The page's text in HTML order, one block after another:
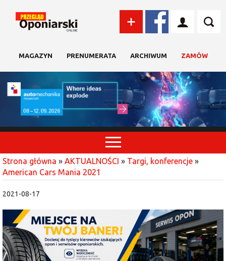
MAGAZYN PRENUMERATA ARCHIWUM ZAMÓW
Strona główna » AKTUALNOŚCI » Targi, konferencje »
American Cars Mania 2021
2021-08-17